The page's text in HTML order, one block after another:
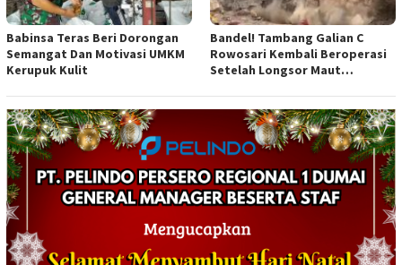
Babinsa Teras Beri Dorongan
Semangat Dan Motivasi UMKM
Kerupuk Kulit
Bandel! Tambang Galian C
Rowosari Kembali Beroperasi
Setelah Longsor Maut